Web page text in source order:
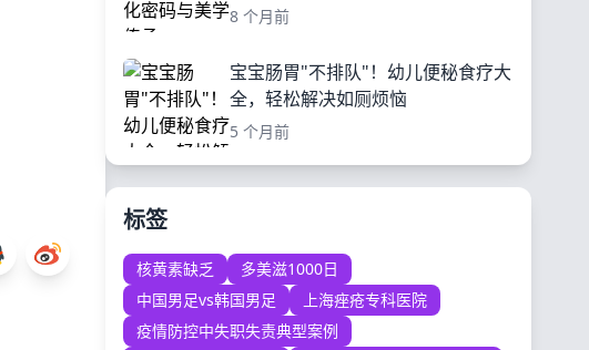
8 个月前
宝宝肠胃"不排队"！幼儿便秘食疗大
全，轻松解决如厕烦恼
5 个月前
标签
核黄素缺乏
多美滋1000日
中国男足vs韩国男足
上海痤疮专科医院
疫情防控中失职失责典型案例